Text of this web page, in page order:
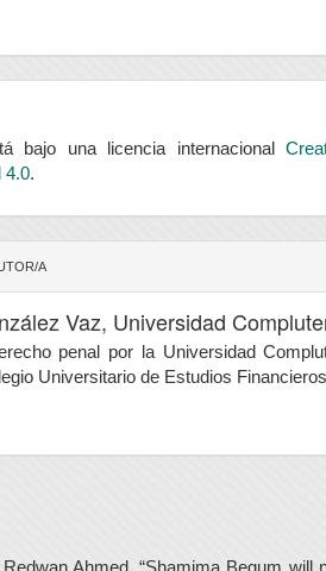
bajo una licencia internacional
4.0.
A
Vaz, Universidad
penal por la Universidad
Universitario de Estudios